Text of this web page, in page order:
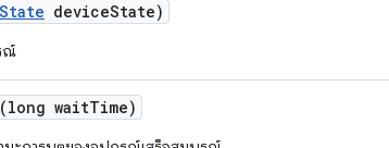
State deviceState)
ณ์
(long waitTime)